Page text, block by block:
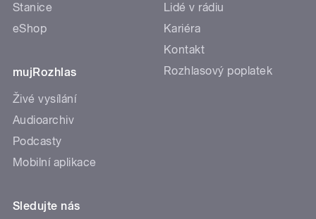
Stanice
eShop
mujRozhlas
Živé vysílání
Audioarchiv
Podcasty
Mobilní aplikace
Lidé v rádiu
Kariéra
Kontakt
Rozhlasový poplatek
Sledujte nás